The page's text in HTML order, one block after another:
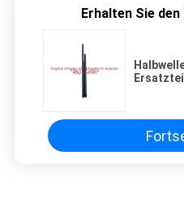
Erhalten Sie